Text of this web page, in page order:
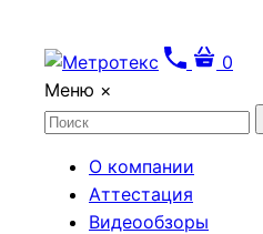
0
Меню ×
О компании
Аттестация
Видеообзоры